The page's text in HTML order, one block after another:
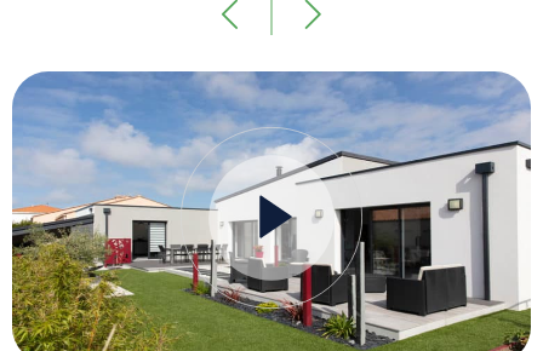
YouTube est désactivé. Autoriser